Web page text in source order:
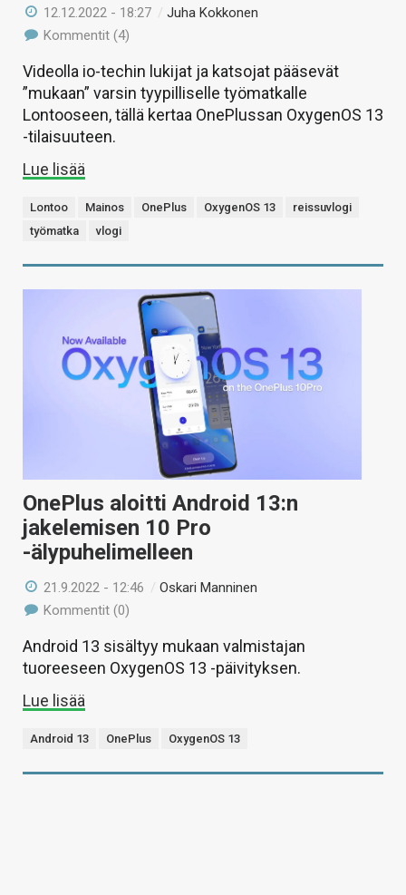
12.12.2022 - 18:27 /Juha Kokkonen
Kommentit (4)
Videolla io-techin lukijat ja katsojat pääsevät
”mukaan” varsin tyypilliselle työmatkalle
Lontooseen, tällä kertaa OnePlussan OxygenOS 13
-tilaisuuteen.
Lue lisää
Lontoo Mainos OnePlus OxygenOS 13
reissuvlogi
työmatka
vlogi
OnePlus aloitti Android 13:n
jakelemisen 10 Pro
-älypuhelimelleen
21.9.2022 - 12:46 /Oskari Manninen
Kommentit (0)
Android 13 sisältyy mukaan valmistajan
tuoreeseen OxygenOS 13 -päivityksen.
Lue lisää
Android 13 OnePlus OxygenOS 13